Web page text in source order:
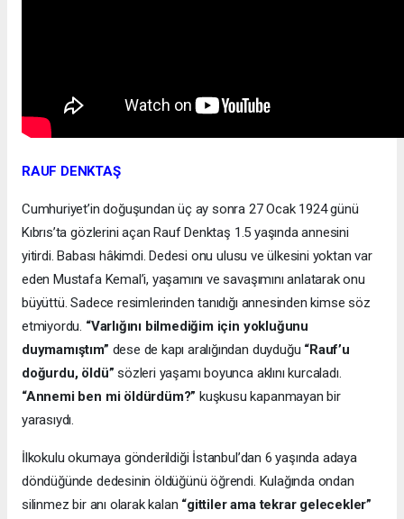
RAUF DENKTAŞ
Cumhuriyet’in doğuşundan üç ay sonra 27 Ocak 1924 günü
Kıbrıs’ta gözlerini açan Rauf Denktaş 1.5 yaşında annesini
yitirdi. Babası hâkimdi. Dedesi onu ulusu ve ülkesini yoktan var
eden Mustafa Kemal’i, yaşamını ve savaşımını anlatarak onu
büyüttü. Sadece resimlerinden tanıdığı annesinden kimse söz
etmiyordu. “Varlığını bilmediğim için yokluğunu
duymamıştım” dese de kapı aralığından duyduğu “Rauf’u
doğurdu, öldü” sözleri yaşamı boyunca aklını kurcaladı.
“Annemi ben mi öldürdüm?” kuşkusu kapanmayan bir
yarasıydı.
İlkokulu okumaya gönderildiği İstanbul’dan 6 yaşında adaya
döndüğünde dedesinin öldüğünü öğrendi. Kulağında ondan
silinmez bir anı olarak kalan “gittiler ama tekrar gelecekler”